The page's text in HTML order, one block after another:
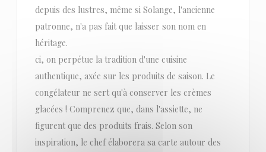
depuis des lustres, même si Solange, l'ancienne
patronne, n'a pas fait que laisser son nom en
héritage.
ci, on perpétue la tradition d'une cuisine
authentique, axée sur les produits de saison. Le
congélateur ne sert qu'à conserver les crèmes
glacées ! Comprenez que, dans l'assiette, ne
figurent que des produits frais. Selon son
inspiration, le chef élaborera sa carte autour des